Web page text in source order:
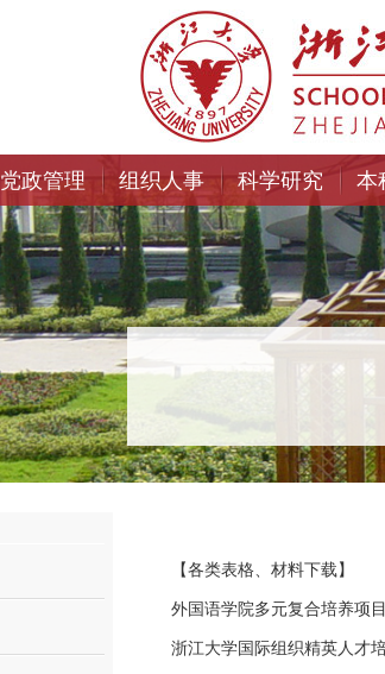
党政管理 组织人事 科学研究 本
【各类表格、材料下载】
外国语学院多元复合培养项
浙江大学国际组织精英人才